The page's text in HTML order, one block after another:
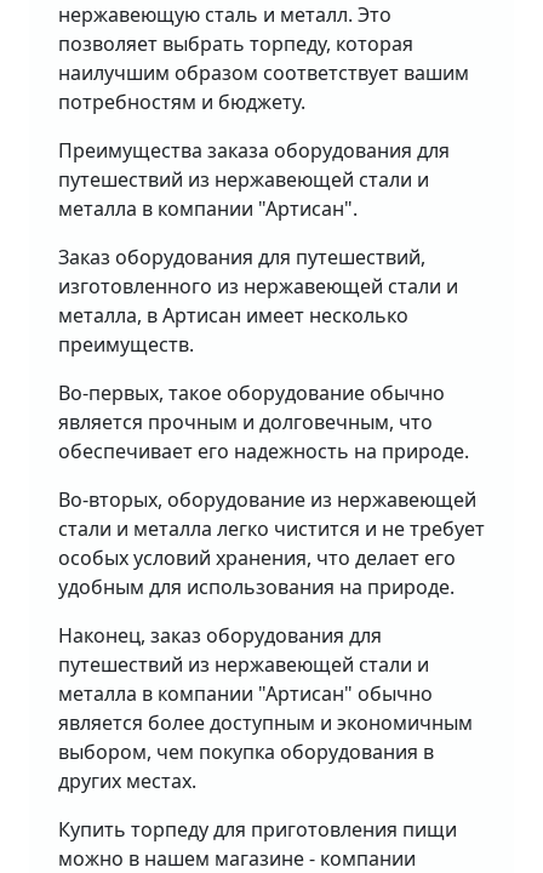
нержавеющую сталь и металл. Это
позволяет выбрать торпеду, которая
наилучшим образом соответствует вашим
потребностям и бюджету.
Преимущества заказа оборудования для
путешествий из нержавеющей стали и
металла в компании "Артисан".
Заказ оборудования для путешествий,
изготовленного из нержавеющей стали и
металла, в Артисан имеет несколько
преимуществ.
Во-первых, такое оборудование обычно
является прочным и долговечным, что
обеспечивает его надежность на природе.
Во-вторых, оборудование из нержавеющей
стали и металла легко чистится и не требует
особых условий хранения, что делает его
удобным для использования на природе.
Наконец, заказ оборудования для
путешествий из нержавеющей стали и
металла в компании "Артисан" обычно
является более доступным и экономичным
выбором, чем покупка оборудования в
других местах.
Купить торпеду для приготовления пищи
можно в нашем магазине - компании